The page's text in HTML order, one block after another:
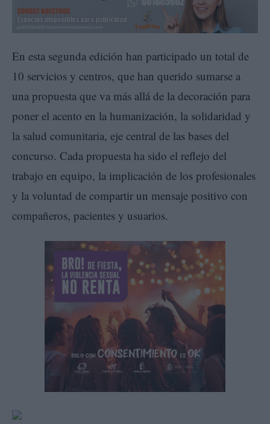
En esta segunda edición han participado un total de
10 servicios y centros, que han querido sumarse a
una propuesta que va más allá de la decoración para
poner el acento en la humanización, la solidaridad y
la salud comunitaria, eje central de las bases del
concurso. Cada propuesta ha sido el reflejo del
trabajo en equipo, la implicación de los profesionales
y la voluntad de compartir un mensaje positivo con
compañeros, pacientes y usuarios.